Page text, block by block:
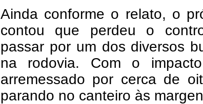
Ainda conforme o relato, o
contou que perdeu o
passar por um dos diversos
na rodovia. Com o
arremessado por cerca de
parando no canteiro às